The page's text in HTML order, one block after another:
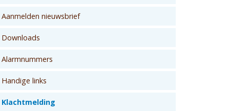
Aanmelden nieuwsbrief
Downloads
Alarmnummers
Handige links
Klachtmelding